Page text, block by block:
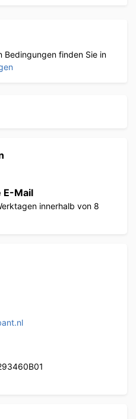
Bedingungen finden Sie in
E-Mail
innerhalb von 8